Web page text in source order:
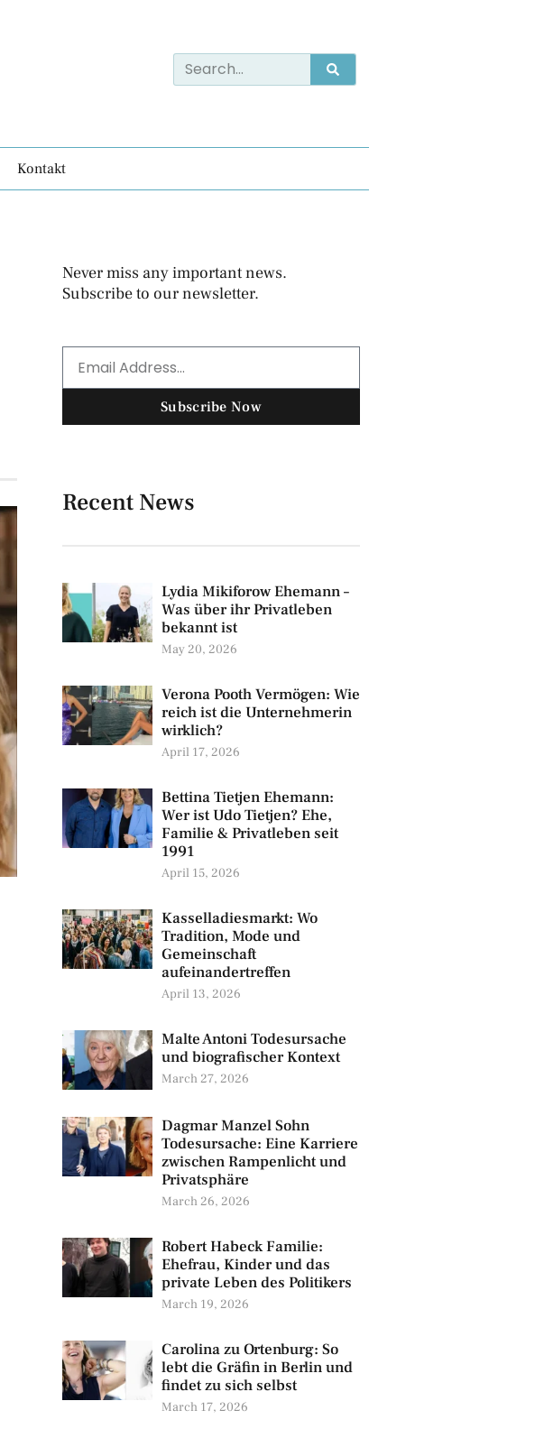
Kontakt
Never miss any important news.
Subscribe to our newsletter.
Subscribe Now
Recent News
Lydia Mikiforow Ehemann –
Was über ihr Privatleben
bekannt ist
May 20, 2026
Verona Pooth Vermögen: Wie
reich ist die Unternehmerin
wirklich?
April 17, 2026
Bettina Tietjen Ehemann:
Wer ist Udo Tietjen? Ehe,
Familie & Privatleben seit
1991
April 15, 2026
Kasselladiesmarkt: Wo
Tradition, Mode und
Gemeinschaft
aufeinandertreffen
April 13, 2026
Malte Antoni Todesursache
und biografischer Kontext
March 27, 2026
Dagmar Manzel Sohn
Todesursache: Eine Karriere
zwischen Rampenlicht und
Privatsphäre
March 26, 2026
Robert Habeck Familie:
Ehefrau, Kinder und das
private Leben des Politikers
March 19, 2026
Carolina zu Ortenburg: So
lebt die Gräfin in Berlin und
findet zu sich selbst
March 17, 2026